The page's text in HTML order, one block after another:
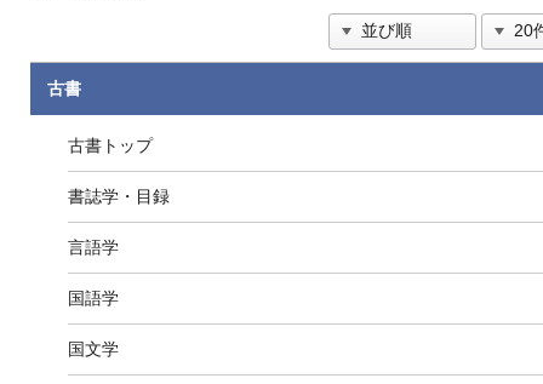
古書
古書トップ
書誌学・目録
言語学
国語学
国文学